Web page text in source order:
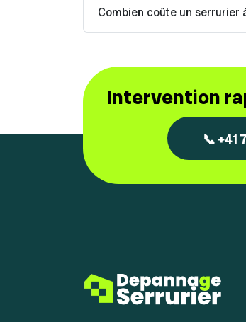
Combien coûte un serrurier
Intervention
📞 +41